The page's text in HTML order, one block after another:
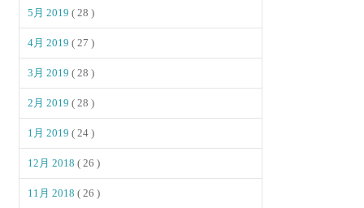
5月 2019( 28 )
4月 2019( 27 )
3月 2019( 28 )
2月 2019( 28 )
1月 2019( 24 )
12月 2018( 26 )
11月 2018( 26 )